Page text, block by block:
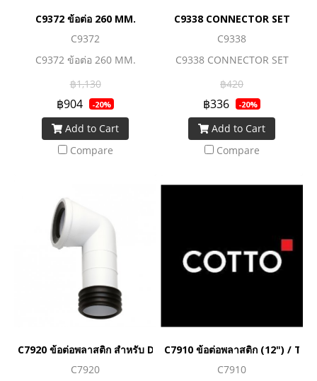
C9372 ข้อต่อ 260 MM.
C9372
C9372 ข้อต่อ 260 MM.
฿1,130
฿904 -20%
Add to Cart
Compare
C9338 CONNECTOR SET
C9338
C9338 CONNECTOR SET
฿420
฿336 -20%
Add to Cart
Compare
C7920 ข้อต่อพลาสติก สำหรับ DAZZLE P 90MM. / TRAP
C7920
C7910 ข้อต่อพลาสติก (12") /
C7910